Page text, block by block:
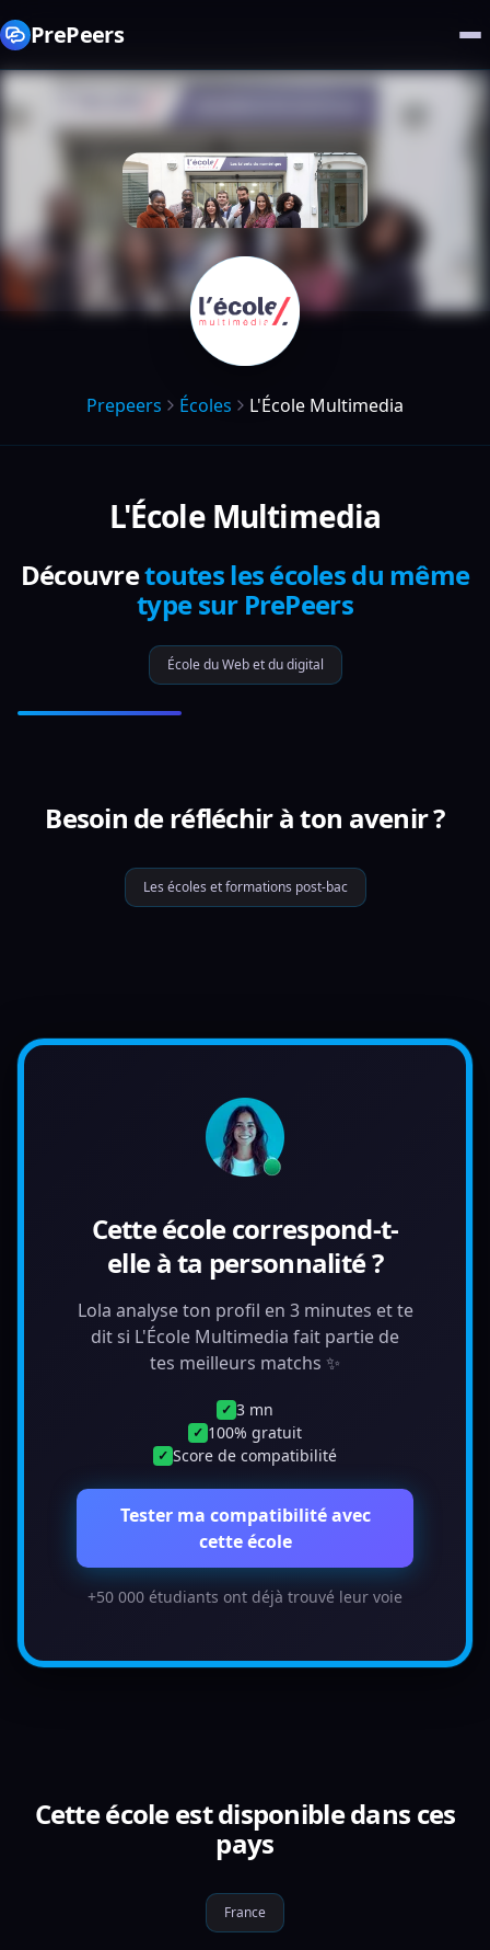
PrePeers
Prepeers Écoles L'École Multimedia
L'École Multimedia
Découvretoutes les écoles du même
type sur PrePeers
École du Web et du digital
Besoin de réfléchir à ton avenir ?
Les écoles et formations post-bac
Cette école correspond-t-
elle à ta personnalité ?
Lola analyse ton profil en 3 minutes et te
dit si L'École Multimedia fait partie de
tes meilleurs matchs ✨
✓ 3 mn
✓ 100% gratuit
✓ Score de compatibilité
Tester ma compatibilité avec
cette école
+50 000 étudiants ont déjà trouvé leur voie
Cette école est disponible dans ces
pays
France